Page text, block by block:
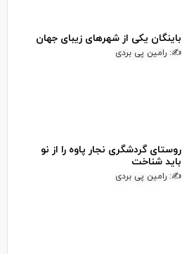
باینگان یکی از شهرهای زیبای جهان
✍: رامین پی بردی
روستای گردشگری نجار پاوه را از نو
باید شناخت
✍: رامین پی بردی